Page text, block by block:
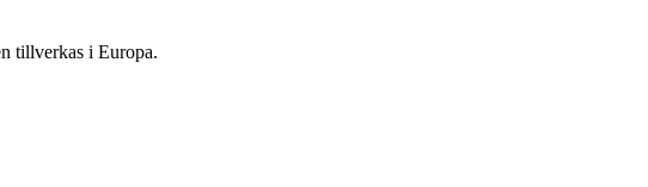
tillverkas i Europa.